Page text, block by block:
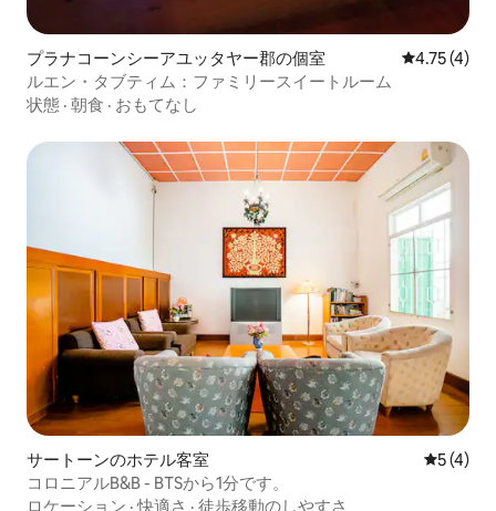
プラナコーンシーアユッタヤー郡の個室 レビュー4
4.75 (4)
ルエン・タブティム：ファミリースイートルーム
状態 · 朝食 · おもてなし
サートーンのホテル客室 レビュー
5 (4)
コロニアルB&B - BTSから1分です。
ロケーション ·快適さ · 徒歩移動のしやすさ